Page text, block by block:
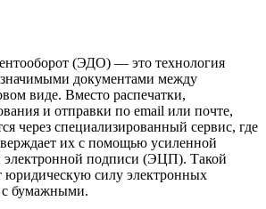
(ЭДО) — это технология
документами между
виде. Вместо распечатки,
и отправки по email или почте,
через специализированный сервис, где
их с помощью усиленной
подписи (ЭЦП). Такой
юридическую силу электронных
с бумажными.